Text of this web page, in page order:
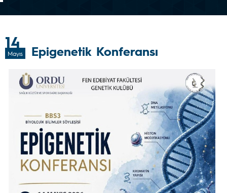
14
Mayıs Epigenetik Konferansı